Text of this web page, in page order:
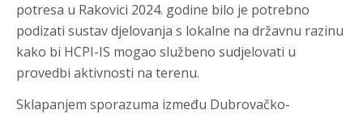
potresa u Rakovici 2024. godine bilo je potrebno
podizati sustav djelovanja s lokalne na državnu razinu
kako bi HCPI-IS mogao službeno sudjelovati u
provedbi aktivnosti na terenu.
Sklapanjem sporazuma između Dubrovačko-